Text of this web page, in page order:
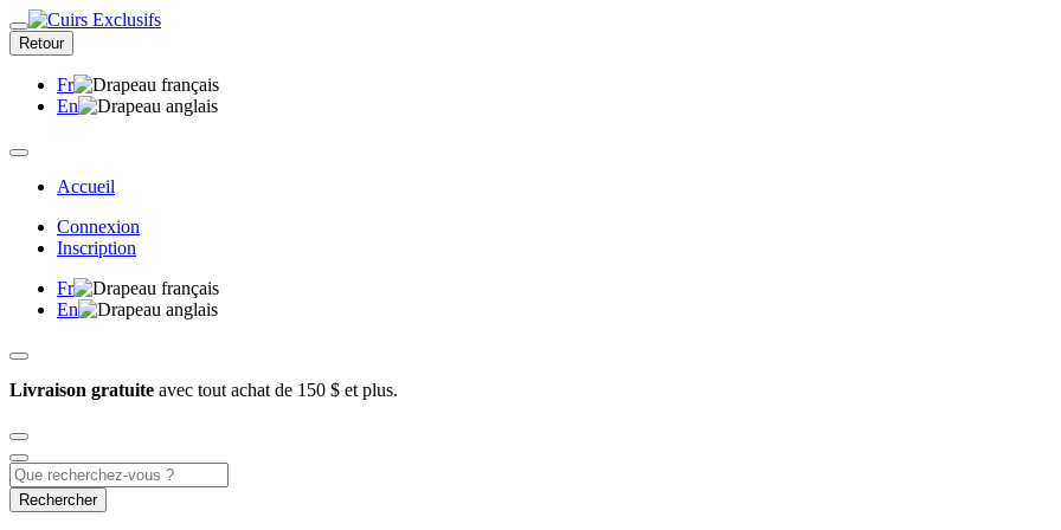
Retour
Fr
En
Accueil
Connexion
Inscription
Fr
En
Livraison gratuite avec tout achat de 150 $ et plus.
Rechercher